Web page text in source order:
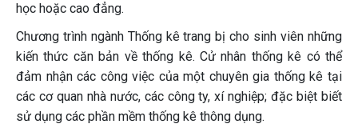
học hoặc cao đẳng.
Chương trình ngành Thống kê trang bị cho sinh viên những
kiến thức căn bản về thống kê. Cử nhân thống kê có thể
đảm nhận các công việc của một chuyên gia thống kê tại
các cơ quan nhà nước, các công ty, xí nghiệp; đặc biệt biết
sử dụng các phần mềm thống kê thông dụng.